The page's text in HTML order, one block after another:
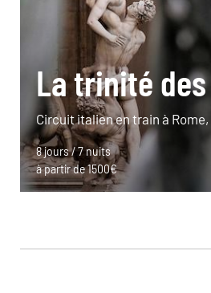
La trinité
Circuit italien en train à
8 jours / 7 nuits
à partir de 1500€